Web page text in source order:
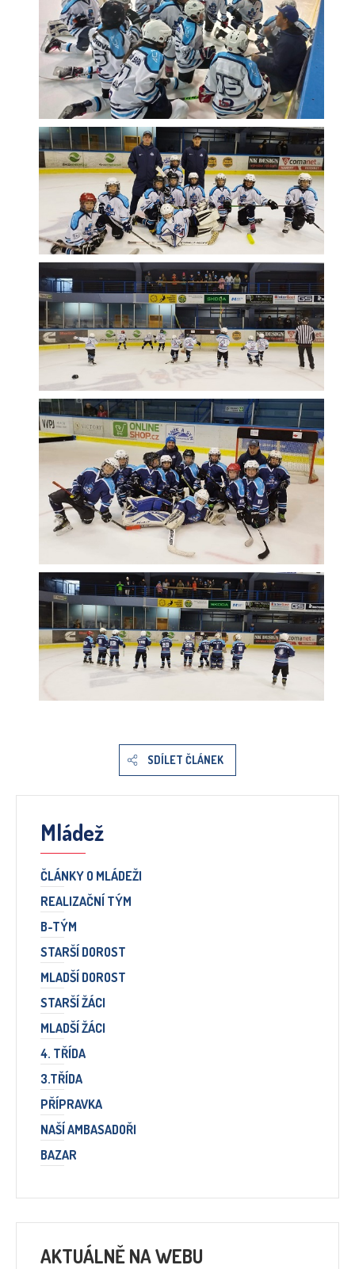
SDÍLET ČLÁNEK
Mládež
ČLÁNKY O MLÁDEŽI
REALIZAČNÍ TÝM
B-TÝM
STARŠÍ DOROST
MLADŠÍ DOROST
STARŠÍ ŽÁCI
MLADŠÍ ŽÁCI
4. TŘÍDA
3.TŘÍDA
PŘÍPRAVKA
NAŠÍ AMBASADOŘI
BAZAR
AKTUÁLNĚ NA WEBU